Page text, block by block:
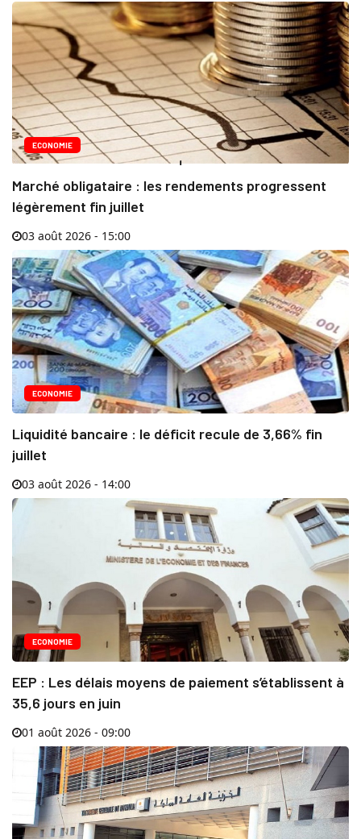
ECONOMIE
Marché obligataire : les rendements progressent
légèrement fin juillet
03 août 2026 - 15:00
ECONOMIE
Liquidité bancaire : le déficit recule de 3,66% fin
juillet
03 août 2026 - 14:00
ECONOMIE
EEP : Les délais moyens de paiement s’établissent à
35,6 jours en juin
01 août 2026 - 09:00